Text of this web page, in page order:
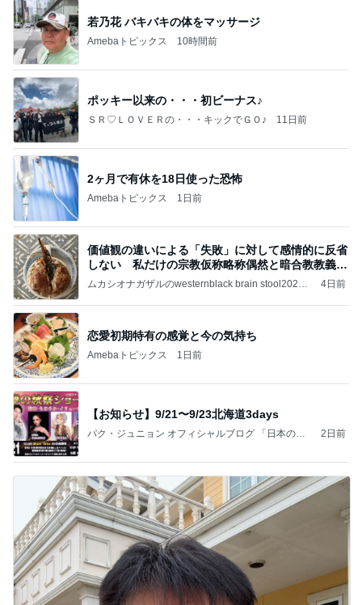
若乃花 バキバキの体をマッサージ
Amebaトピックス 10時間前
ポッキー以来の・・・初ビーナス♪
ＳＲ♡ＬＯＶＥＲの・・・キックでＧＯ♪ 11日前
2ヶ月で有休を18日使った恐怖
Amebaトピックス 1日前
価値観の違いによる「失敗」に対して感情的に反省
しない 私だけの宗教仮称略称偶然と暗合教教義候
補
ムカシオナガザルのwesternblack brain stool2024
ガザル
4日前
恋愛初期特有の感覚と今の気持ち
Amebaトピックス 1日前
【お知らせ】9/21〜9/23北海道3days
パク・ジュニョン オフィシャルブログ 「日本の
2日前